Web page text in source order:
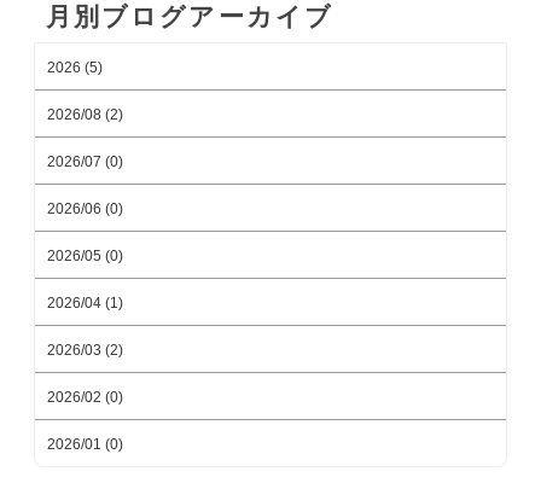
月別ブログアーカイブ
2026 (5)
2026/08 (2)
2026/07 (0)
2026/06 (0)
2026/05 (0)
2026/04 (1)
2026/03 (2)
2026/02 (0)
2026/01 (0)